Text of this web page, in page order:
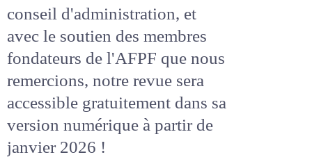
Suite à la décision de notre
conseil d'administration, et
avec le soutien des membres
fondateurs de l'AFPF que nous
remercions, notre revue sera
accessiblegratuitementdans
sa version numérique